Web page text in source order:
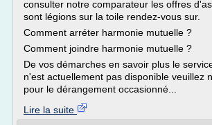
consulter notre comparateur les offres
sont légions sur la toile rendez-vous sur.
Comment arréter harmonie mutuelle ?
Comment joindre harmonie mutuelle ?
De vos démarches en savoir plus le
n'est actuellement pas disponible veuillez
pour le dérangement occasionné...
Lire la suite